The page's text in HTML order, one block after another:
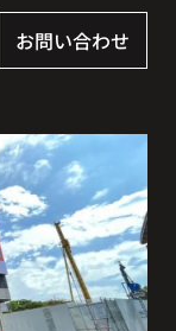
お問い合わせ